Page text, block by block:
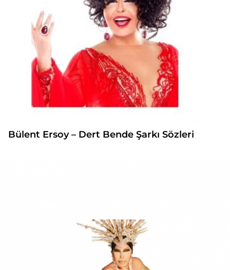
Bülent Ersoy – Dert Bende Şarkı Sözleri